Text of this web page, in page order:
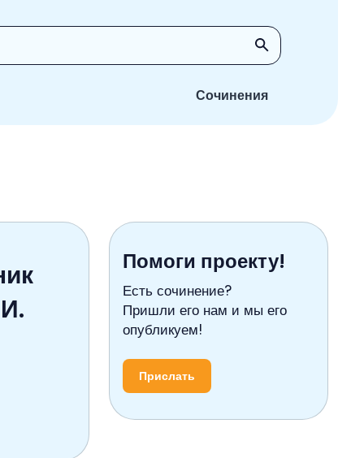
Сочинения
Помоги проекту!
Есть сочинение?
Пришли его нам и мы его
опубликуем!
Прислать